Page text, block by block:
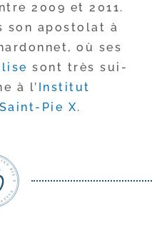
2009 et 2011.
son apos­to­lat à
où ses
sont très sui­
à l’ Institut
​Pie X.